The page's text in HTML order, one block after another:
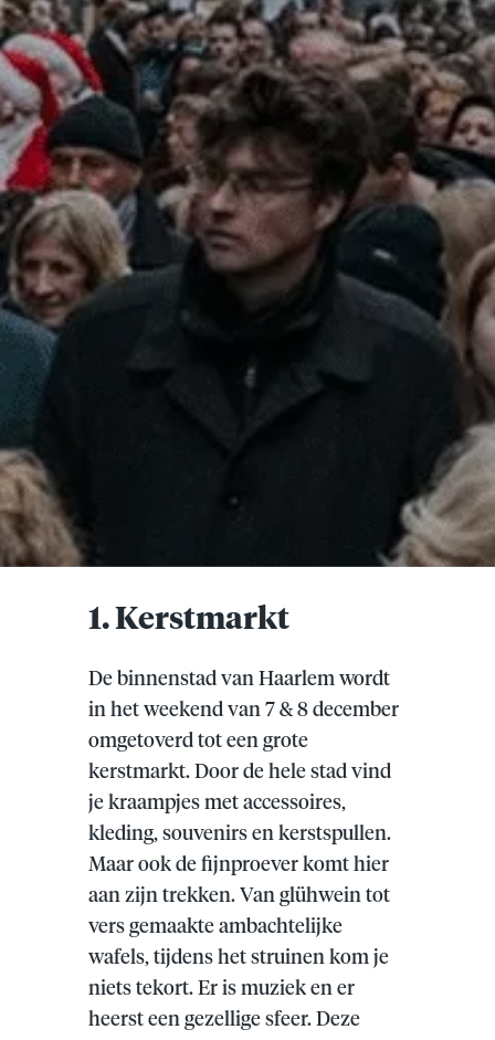
1. Kerstmarkt
De binnenstad van Haarlem wordt
in het weekend van 7 & 8 december
omgetoverd tot een grote
kerstmarkt. Door de hele stad vind
je kraampjes met accessoires,
kleding, souvenirs en kerstspullen.
Maar ook de fijnproever komt hier
aan zijn trekken. Van glühwein tot
vers gemaakte ambachtelijke
wafels, tijdens het struinen kom je
niets tekort. Er is muziek en er
heerst een gezellige sfeer. Deze